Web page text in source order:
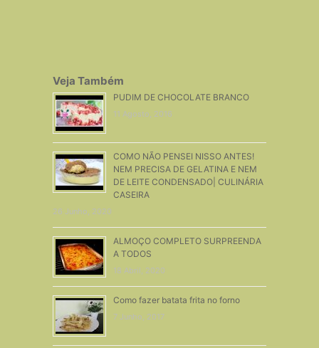
Veja Também
PUDIM DE CHOCOLATE BRANCO
11 Agosto, 2016
COMO NÃO PENSEI NISSO ANTES!
NEM PRECISA DE GELATINA E NEM
DE LEITE CONDENSADO| CULINÁRIA
CASEIRA
26 Junho, 2020
ALMOÇO COMPLETO SURPREENDA
A TODOS
18 Abril, 2020
Como fazer batata frita no forno
7 Junho, 2017